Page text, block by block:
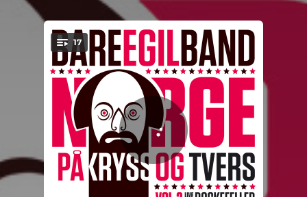
You're all set!
17